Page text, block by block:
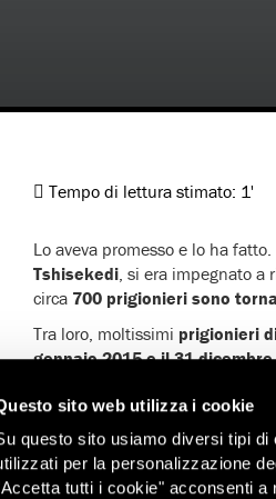
sito web utilizza i cookie
questo sito usiamo diversi tipi
per la personalizzazione
tutti i cookie" acconsenti
Tempo di lettura stimato: 1'
Lo aveva promesso e lo ha
Tshisekedi, si era impegnato a
circa 700 prigionieri sono
Tra loro, moltissimi prigionieri
gennaio 2015 e il 31
La speranza è che d’ora in
esercitato in forma pacifica i
Le buone notizie di Amnesty